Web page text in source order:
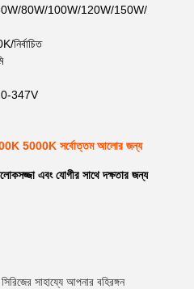
80W/100W/120W/150W/
347V
5000K সর্বোত্তম আলোর জন্য
এবং যোগীর সাথে দক্ষতার জন্য
সাহায্যে আপনার বহিরঙ্গন